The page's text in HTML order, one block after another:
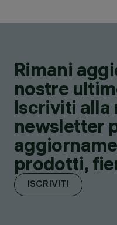
Rimani
nostre
Iscriviti alla
newsletter
prodotti,
ISCRIVITI